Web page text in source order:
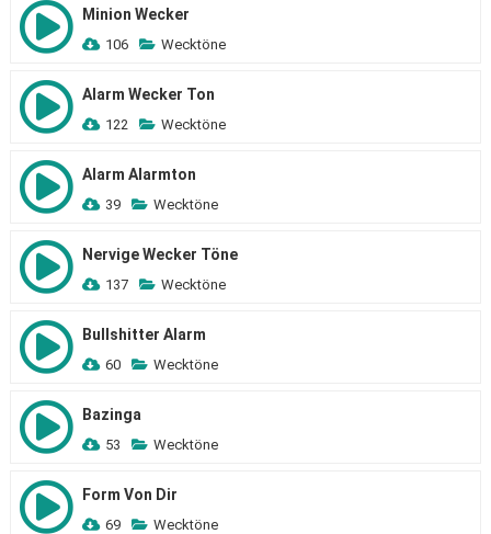
Minion Wecker
106 Wecktöne
Alarm Wecker Ton
122 Wecktöne
Alarm Alarmton
39 Wecktöne
Nervige Wecker Töne
137 Wecktöne
Bullshitter Alarm
60 Wecktöne
Bazinga
53 Wecktöne
Form Von Dir
69 Wecktöne